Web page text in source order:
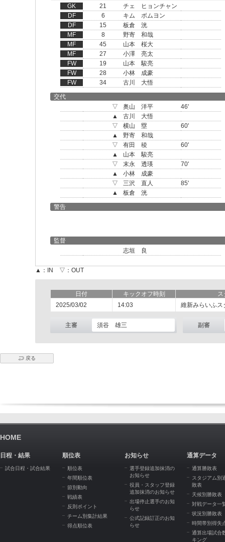
GK
21
チェ ヒョンチャン
DF
6
キム ボムヨン
DF
15
板倉 洸
MF
8
野寄 和哉
MF
45
山本 桜大
MF
27
小澤 亮太
FW
19
山本 駿亮
FW
28
小林 成豪
FW
34
古川 大悟
交代
▽
奥山 洋平
46'
▲
古川 大悟
▽
横山 塁
60'
▲
野寄 和哉
▽
有田 稜
60'
▲
山本 駿亮
▽
末永 透瑛
70'
▲
小林 成豪
▽
三沢 直人
85'
▲
板倉 洸
警告
監督
志垣 良
▲：IN ▽：OUT
日付 キックオフ時刻
ス
2025/03/02
14:03 維新みらいふス
主審 須谷 雄三 副審
戻る
HOME
日程・結果
試合日程・試合結果
順位表
順位表
年間順位表
節別動向
戦績表
反則ポイント
チーム別集計結果
得点順位表
お知らせ
選手登録追加抹消の
お知らせ
役員・スタッフ登録
追加抹消のお知らせ
出場停止選手のお知
らせ
公式記録訂正のお知
らせ
通算データ
通算勝敗表
スタジアム別
敗表
天候別勝敗表
対戦データ一
状況別勝敗表
時間帯別得失
通算出場試合
キング